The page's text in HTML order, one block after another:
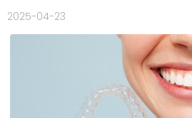
2025-04-23